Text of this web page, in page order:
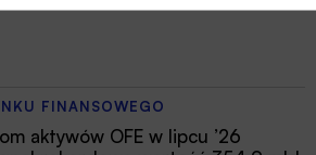
FINANSOWEGO
aktywów OFE w lipcu ’26